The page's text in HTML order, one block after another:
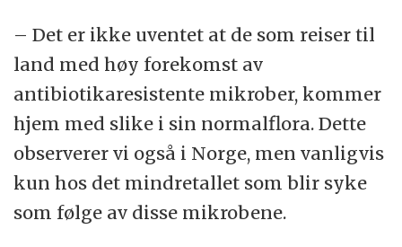
– Det er ikke uventet at de som reiser til
land med høy forekomst av
antibiotikaresistente mikrober, kommer
hjem med slike i sin normalflora. Dette
observerer vi også i Norge, men vanligvis
kun hos det mindretallet som blir syke
som følge av disse mikrobene.